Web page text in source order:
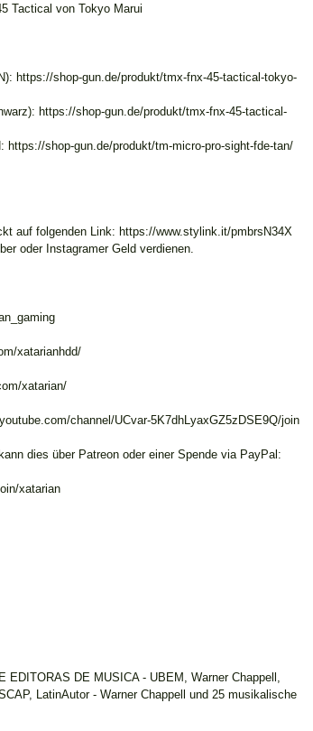
Tactical von Tokyo Marui
https://shop-gun.de/produkt/tmx-fnx-45-tactical-tokyo-
https://shop-gun.de/produkt/tmx-fnx-45-tactical-
https://shop-gun.de/produkt/tm-micro-pro-sight-fde-tan/
auf folgenden Link: https://www.stylink.it/pmbrsN34X
oder Instagramer Geld verdienen.
xatarianhdd/
xatarian/
channel/UCvar-5K7dhLyaxGZ5zDSE9Q/join
dies über Patreon oder einer Spende via PayPal:
xatarian
EDITORAS DE MUSICA - UBEM, Warner Chappell,
LatinAutor - Warner Chappell und 25 musikalische